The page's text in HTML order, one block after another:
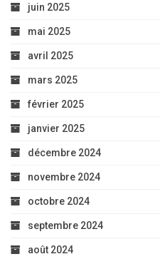
juin 2025
mai 2025
avril 2025
mars 2025
février 2025
janvier 2025
décembre 2024
novembre 2024
octobre 2024
septembre 2024
août 2024